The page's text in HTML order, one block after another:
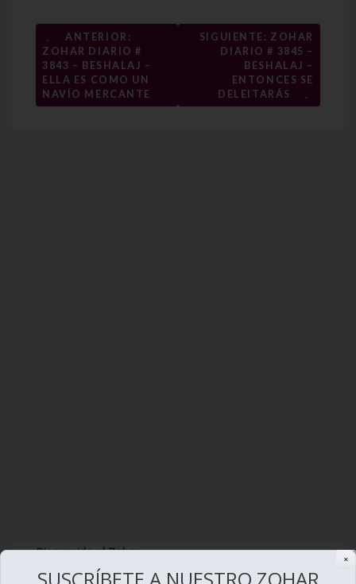
Navegación
de
entradas
←
ANTERIOR:
ZOHAR DIARIO #
3843 – BESHALAJ –
ELLA ES COMO UN
NAVÍO MERCANTE
SIGUIENTE: ZOHAR
DIARIO # 3845 –
BESHALAJ –
ENTONCES SE
DELEITARÁS
→
Bienvenido al Zohar
✕